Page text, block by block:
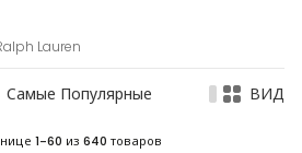
Lauren
Самые Популярные ВИД
1-60 из 640 товаров